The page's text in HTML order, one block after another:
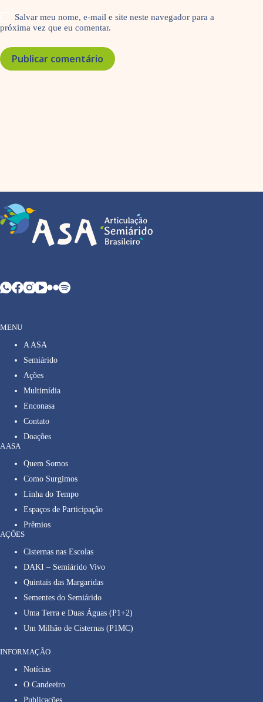
Salvar meu nome, e-mail e site neste navegador para a
próxima vez que eu comentar.
Publicar comentário
MENU
A ASA
Semiárido
Ações
Multimídia
Enconasa
Contato
Doações
A ASA
Quem Somos
Como Surgimos
Linha do Tempo
Espaços de Participação
Prêmios
AÇÕES
Cisternas nas Escolas
DAKI – Semiárido Vivo
Quintais das Margaridas
Sementes do Semiárido
Uma Terra e Duas Águas (P1+2)
Um Milhão de Cisternas (P1MC)
INFORMAÇÃO
Notícias
O Candeeiro
Publicações